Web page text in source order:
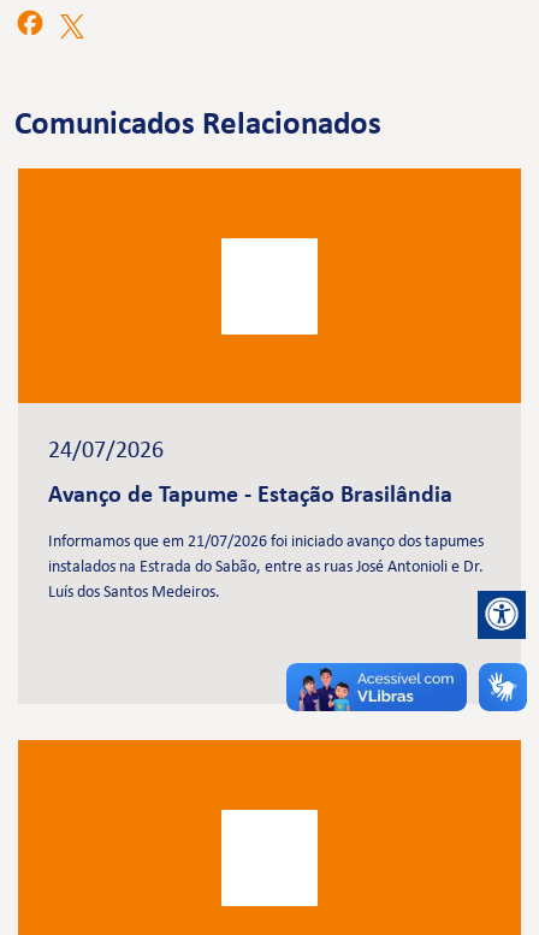
Comunicados Relacionados
24/07/2026
Avanço de Tapume - Estação Brasilândia
Informamos que em 21/07/2026 foi iniciado avanço dos tapumes
instalados na Estrada do Sabão, entre as ruas José Antonioli e Dr.
Luís dos Santos Medeiros.